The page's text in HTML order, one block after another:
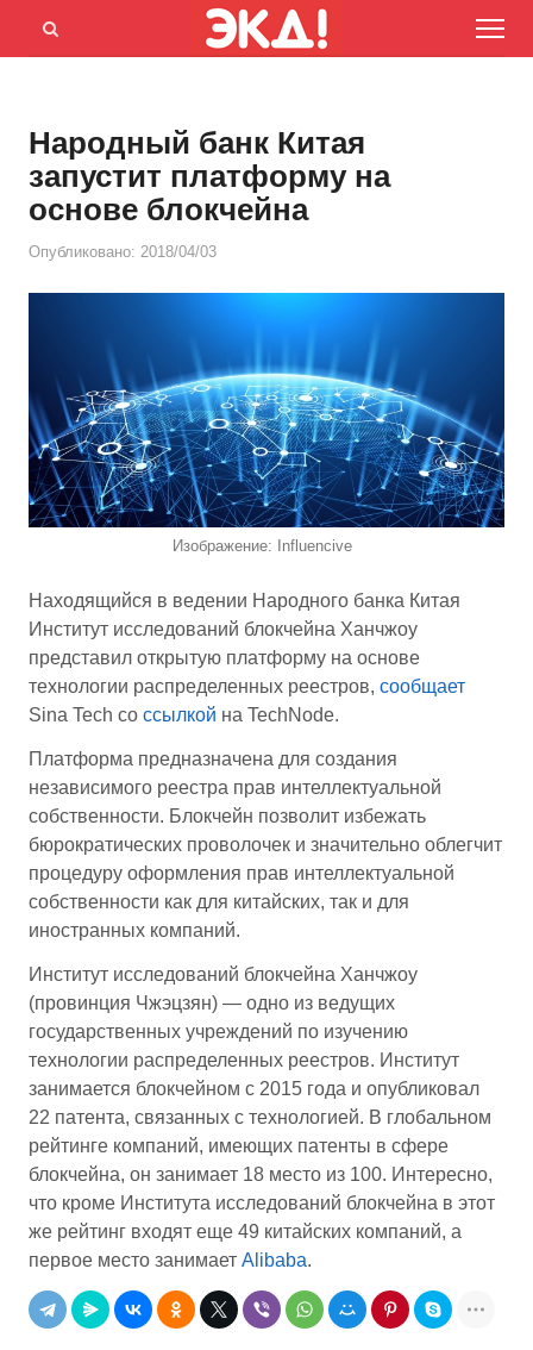
Menu
Открыть
Народный банк Китая
запустит платформу на
основе блокчейна
Опубликовано: 2018/04/03
Изображение: Influencive
Находящийся в ведении Народного банка Китая
Институт исследований блокчейна Ханчжоу
представил открытую платформу на основе
технологии распределенных реестров, сообщает
Sina Tech со ссылкой на TechNode.
Платформа предназначена для создания
независимого реестра прав интеллектуальной
собственности. Блокчейн позволит избежать
бюрократических проволочек и значительно облегчит
процедуру оформления прав интеллектуальной
собственности как для китайских, так и для
иностранных компаний.
‎Институт исследований блокчейна Ханчжоу
(провинция Чжэцзян) — одно из ведущих
государственных учреждений по изучению
технологии распределенных реестров. Институт
занимается блокчейном с 2015 года и опубликовал
22 патента, связанных с технологией. В глобальном
рейтинге компаний, имеющих патенты в сфере
блокчейна, он занимает 18 место из 100. Интересно,
что кроме Института исследований блокчейна в этот
же рейтинг входят еще 49 китайских компаний, а
первое место занимает Alibaba.‎